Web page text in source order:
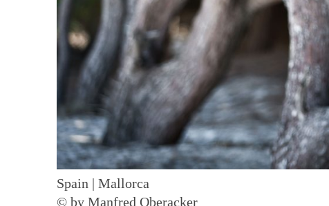
Spain | Mallorca
© by Manfred Oberacker